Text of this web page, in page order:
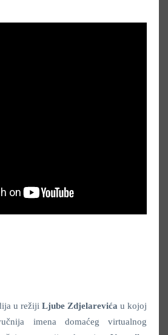
u režiji Ljube Zdjelarevića u kojoj
imena domaćeg virtualnog